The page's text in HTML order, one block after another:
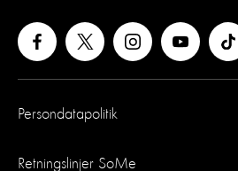
Persondatapolitik
Retningslinjer SoMe